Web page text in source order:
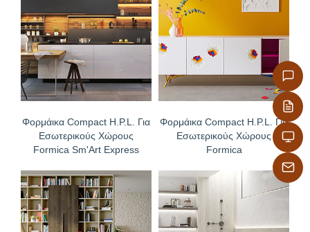
Φορμάικα Compact H.P.L. Για
Εσωτερικούς Χώρους
Formica Sm'Art Express
Φορμάικα Compact H.P.L. Για
Εσωτερικούς Χώρους
Formica